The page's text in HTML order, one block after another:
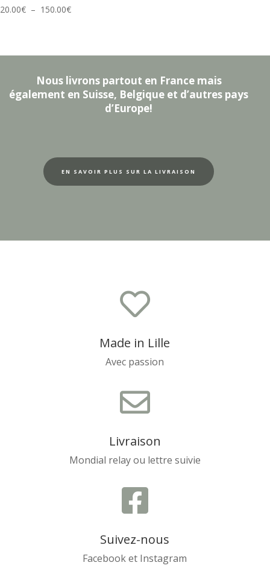
20.00€ – 150.00€Plage
150.00€
Nous livrons partout en France mais
également en Suisse, Belgique et d’autres pays
d’Europe!
EN SAVOIR PLUS SUR LA LIVRAISON

Made in Lille
Avec passion

Livraison
Mondial relay ou lettre suivie

Suivez-nous
Facebook et Instagram